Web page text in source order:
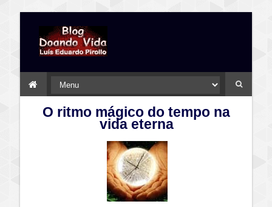
O ritmo mágico do tempo na
vida eterna